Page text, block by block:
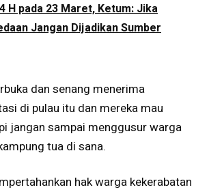
H pada 23 Maret, Ketum: Jika
Jangan Dijadikan Sumber
dan senang menerima
di pulau itu dan mereka mau
jangan sampai menggusur warga
tua di sana.
hak warga kekerabatan